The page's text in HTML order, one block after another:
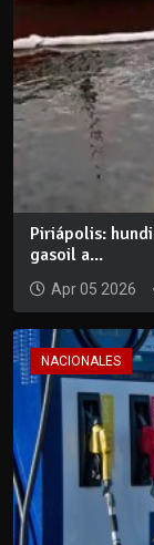
Piriápolis:
gasoil a...
Apr 05 2026
NACIONALES